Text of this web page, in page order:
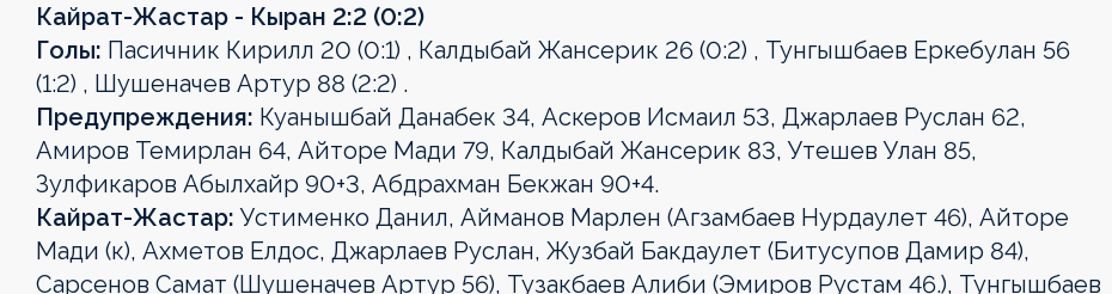
Жаңалықтар
Күнтізбе
Турнир
кестесі
Клубтар
Жаңалықтар
Күнтізбе
Турнир
кестесі
Клубтар
Жаңалықтар
Күнтізбе
Турнир
кестесі
Клубтар
Медиа
Жаңалықтар
Күнтізбе
Турнир
кестесі
Клубтар
Медиа
Жаңалықтар
Күнтізбе
Турнир
кестесі
Клубтар
Медиа
Жаңалықтар
Күнтізбе
Турнир
кестесі
Клубтар
Медиа
Жаңалықтар
Күнтізбе
Турнир
кестесі
Клубтар
Медиа
Жаңалықтар
Күнтізбе
Турнир
кестесі
Клубтар
Кайрат-Жастар - Кыран 2:2 (0:2)
Голы: Пасичник Кирилл 20 (0:1) , Калдыбай Жансерик 26 (0:2) , Тунгышбаев Еркебулан 56
(1:2) , Шушеначев Артур 88 (2:2) .
Предупреждения: Куанышбай Данабек 34, Аскеров Исмаил 53, Джарлаев Руслан 62,
Амиров Темирлан 64, Айторе Мади 79, Калдыбай Жансерик 83, Утешев Улан 85,
Зулфикаров Абылхайр 90+3, Абдрахман Бекжан 90+4.
Кайрат-Жастар: Устименко Данил, Айманов Марлен (Агзамбаев Нурдаулет 46), Айторе
Мади (к), Ахметов Елдос, Джарлаев Руслан, Жузбай Бакдаулет (Битусупов Дамир 84),
Сарсенов Самат (Шушеначев Артур 56), Тузакбаев Алиби (Эмиров Рустам 46.), Тунгышбаев